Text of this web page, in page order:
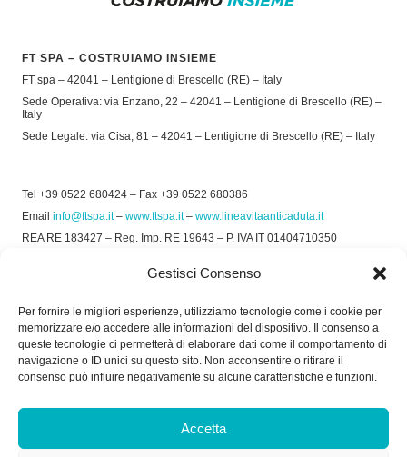
Gestisci Consenso
Per fornire le migliori esperienze, utilizziamo tecnologie come i cookie per
memorizzare e/o accedere alle informazioni del dispositivo. Il consenso a
queste tecnologie ci permetterà di elaborare dati come il comportamento di
navigazione o ID unici su questo sito. Non acconsentire o ritirare il
consenso può influire negativamente su alcune caratteristiche e funzioni.
Accetta
FT SPA – COSTRUIAMO INSIEME
FT spa – 42041 – Lentigione di Brescello (RE) – Italy
Sede Operativa: via Enzano, 22 – 42041 – Lentigione di Brescello (RE) –
Italy
Sede Legale: via Cisa, 81 – 42041 – Lentigione di Brescello (RE) – Italy
Tel +39 0522 680424 – Fax +39 0522 680386
Email info@ftspa.it– www.ftspa.it– www.lineavitaanticaduta.it
REA RE 183427 – Reg. Imp. RE 19643 – P. IVA IT 01404710350
Privacy Policy–Cookie Policy
SOCIAL
Dal Lunedì al Venerdì: 8.00/12.30 - 13.30/17.30